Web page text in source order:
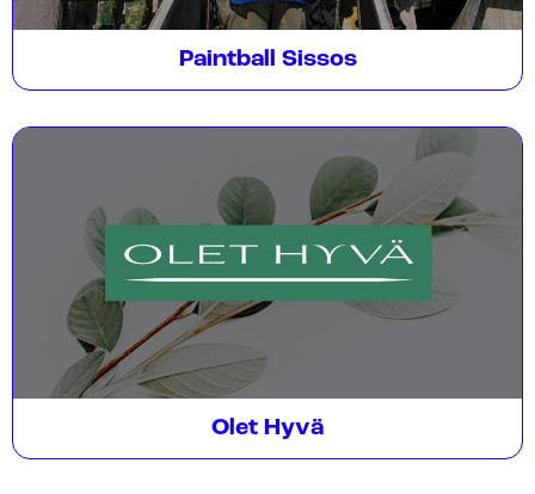
Paintball Sissos
Olet Hyvä